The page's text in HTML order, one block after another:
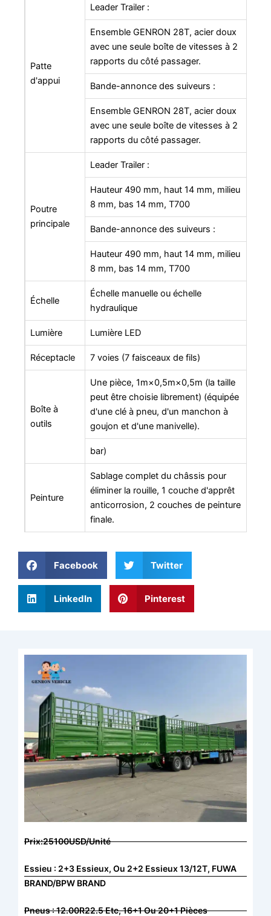
Patte
d'appui
Leader Trailer :
Ensemble GENRON 28T, acier doux
avec une seule boîte de vitesses à 2
rapports du côté passager.
Bande-annonce des suiveurs :
Ensemble GENRON 28T, acier doux
avec une seule boîte de vitesses à 2
rapports du côté passager.
Poutre
principale
Leader Trailer :
Hauteur 490 mm, haut 14 mm, milieu
8 mm, bas 14 mm, T700
Bande-annonce des suiveurs :
Hauteur 490 mm, haut 14 mm, milieu
8 mm, bas 14 mm, T700
Échelle
Échelle manuelle ou échelle
hydraulique
Lumière Lumière LED
Réceptacle 7 voies (7 faisceaux de fils)
Boîte à
outils
Une pièce, 1m×0,5m×0,5m (la taille
peut être choisie librement) (équipée
d'une clé à pneu, d'un manchon à
goujon et d'une manivelle).
bar)
Peinture
Sablage complet du châssis pour
éliminer la rouille, 1 couche d'apprêt
anticorrosion, 2 couches de peinture
finale.
Facebook Twitter
LinkedIn Pinterest
Prix:25100USD/Unité
Essieu : 2+3 Essieux, Ou 2+2 Essieux 13/12T, FUWA
BRAND/BPW BRAND
Pneus : 12.00R22.5 Etc, 16+1 Ou 20+1 Pièces